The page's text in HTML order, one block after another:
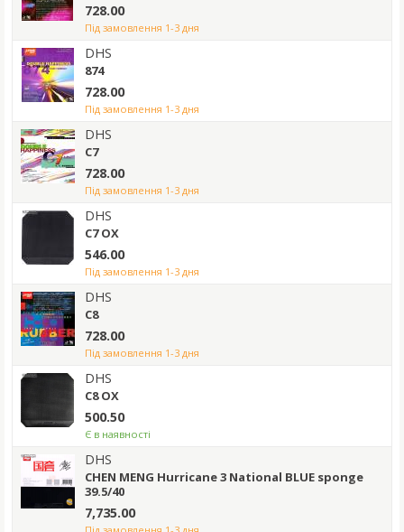
728.00
під замовлення 1-3 дня
DHS
874
728.00
під замовлення 1-3 дня
DHS
C7
728.00
під замовлення 1-3 дня
DHS
C7 OX
546.00
під замовлення 1-3 дня
DHS
C8
728.00
під замовлення 1-3 дня
DHS
C8 OX
500.50
Є в наявності
DHS
CHEN MENG Hurricane 3 National BLUE sponge
39.5/40
7,735.00